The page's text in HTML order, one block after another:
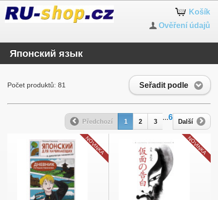
Košík
Ověření údajů
Японский язык
Seřadit podle
Počet produktů: 81
Předchozí 1 2 3
...6
Další
NOVINKA NOVINKA